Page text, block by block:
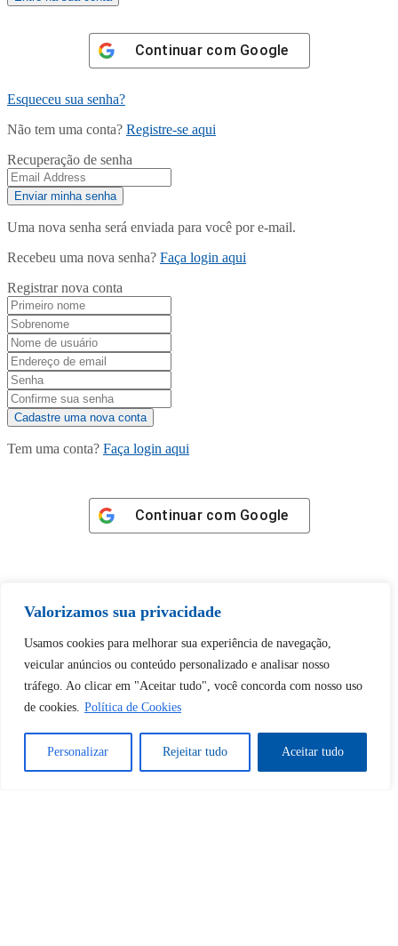
Valorizamos sua privacidade
Usamos cookies para melhorar sua experiência de navegação,
veicular anúncios ou conteúdo personalizado e analisar nosso
tráfego. Ao clicar em "Aceitar tudo", você concorda com nosso uso
de cookies. Política de Cookies
Personalizar Rejeitar tudo Aceitar tudo
Continuar com Google
Esqueceu sua senha?
Não tem uma conta? Registre-se aqui
Recuperação de senha
Uma nova senha será enviada para você por e-mail.
Recebeu uma nova senha? Faça login aqui
Registrar nova conta
Tem uma conta? Faça login aqui
Continuar com Google
Tem certeza de que deseja
desbloquear esta publicação?
Desbloquear esquerda : 0